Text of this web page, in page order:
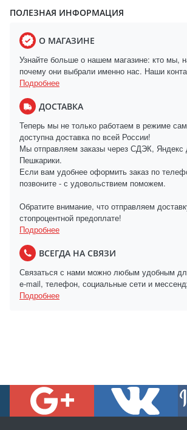
ПОЛЕЗНАЯ ИНФОРМАЦИЯ
О МАГАЗИНЕ
Узнайте больше о нашем магазине: кто мы,
почему они выбрали именно нас. Наши
Подробнее
ДОСТАВКА
Теперь мы не только работаем в режиме
доступна доставка по всей России!
Мы отправляем заказы через СДЭК, Яндекс
Пешкарики.
Если вам удобнее оформить заказ по
позвоните - с удовольствием поможем.
Обратите внимание, что отправляем
стопроцентной предоплате!
Подробнее
ВСЕГДА НА СВЯЗИ
Связаться с нами можно любым удобным
e-mail, телефон, социальные сети и
Подробнее